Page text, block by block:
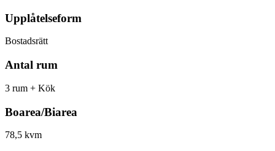
Upplåtelseform
Bostadsrätt
Antal rum
3 rum + Kök
Boarea/Biarea
78,5 kvm